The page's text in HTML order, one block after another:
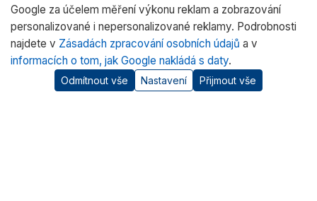
Google za účelem měření výkonu reklam a zobrazování
personalizované i nepersonalizované reklamy. Podrobnosti
najdete v Zásadách zpracování osobních údajů a v
informacích o tom, jak Google nakládá s daty.
Odmítnout vše Nastavení Přijmout vše